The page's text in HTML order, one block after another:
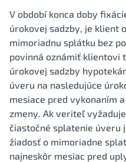
V období konca doby
úrokovej sadzby, je klient
mimoriadnu splátku bez
povinná oznámiť klientovi
úrokovej sadzby
úveru na nasledujúce
mesiace pred vykonaním
zmeny. Ak veriteľ
čiastočné splatenie úveru
žiadosť o mimoriadne
najneskôr mesiac pred